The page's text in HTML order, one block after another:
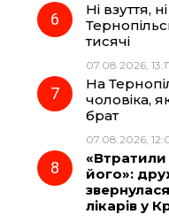
Ні взуття,
тисячі
07.08.2026,
На
чоловіка,
брат
07.08.2026,
«Втратили
його»:
лікарів у